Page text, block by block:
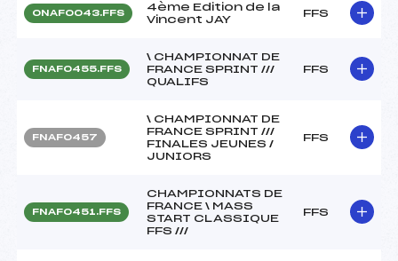
ONAF0043.FFS
4ème Edition de la
Vincent JAY
FFS
FNAF0455.FFS
\ CHAMPIONNAT DE
FRANCE SPRINT ///
QUALIFS
FFS
FNAF0457
\ CHAMPIONNAT DE
FRANCE SPRINT ///
FINALES JEUNES /
JUNIORS
FFS
FNAF0451.FFS
CHAMPIONNATS DE
FRANCE \ MASS
START CLASSIQUE
FFS ///
FFS